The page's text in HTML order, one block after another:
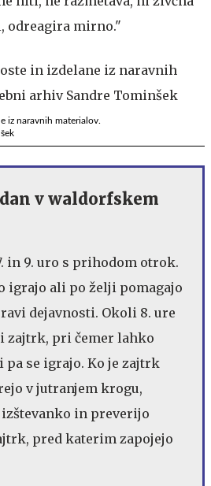
odreagira mirno."
iz naravnih materialov.
v waldorfskem
in 9. uro s prihodom otrok.
igrajo ali po želji pomagajo
dejavnosti. Okoli 8. ure
zajtrk, pri čemer lahko
pa se igrajo. Ko je zajtrk
v jutranjem krogu,
in preverijo
pred katerim zapojejo